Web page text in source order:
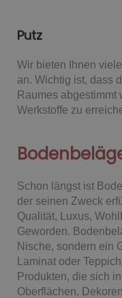
Putz
Wir bieten Ihnen
an. Wichtig ist, dass
Raumes abgestimmt
Werkstoffe zu
Schon längst ist
der seinen Zweck
Qualität, Luxus,
Geworden.
Nische, sondern ein
Laminat oder
Produkten, die sich
Oberflächen,